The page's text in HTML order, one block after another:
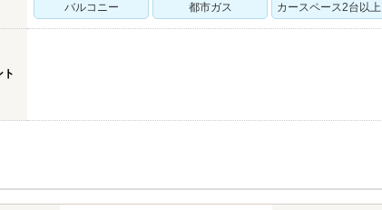
バルコニー 都市ガス カースペース2台以上
ト